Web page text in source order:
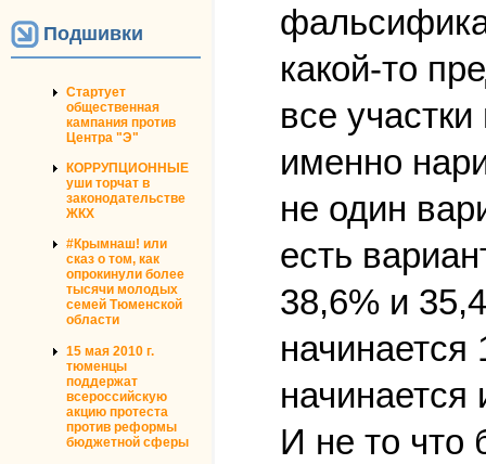
Подшивки
Стартует
общественная
кампания против
Центра "Э"
КОРРУПЦИОННЫЕ
уши торчат в
законодательстве
ЖКХ
#Крымнаш! или
сказ о том, как
опрокинули более
тысячи молодых
семей Тюменской
области
15 мая 2010 г.
тюменцы
поддержат
всероссийскую
акцию протеста
против реформы
бюджетной сферы
какой-то
все
именно
не один
есть
38,6% и
И не то что